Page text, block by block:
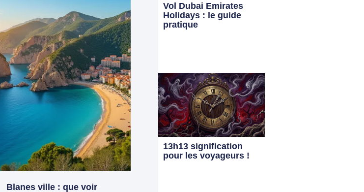
Blanes ville : que voir
Vol Dubai Emirates
Holidays : le guide
pratique
13h13 signification
pour les voyageurs !